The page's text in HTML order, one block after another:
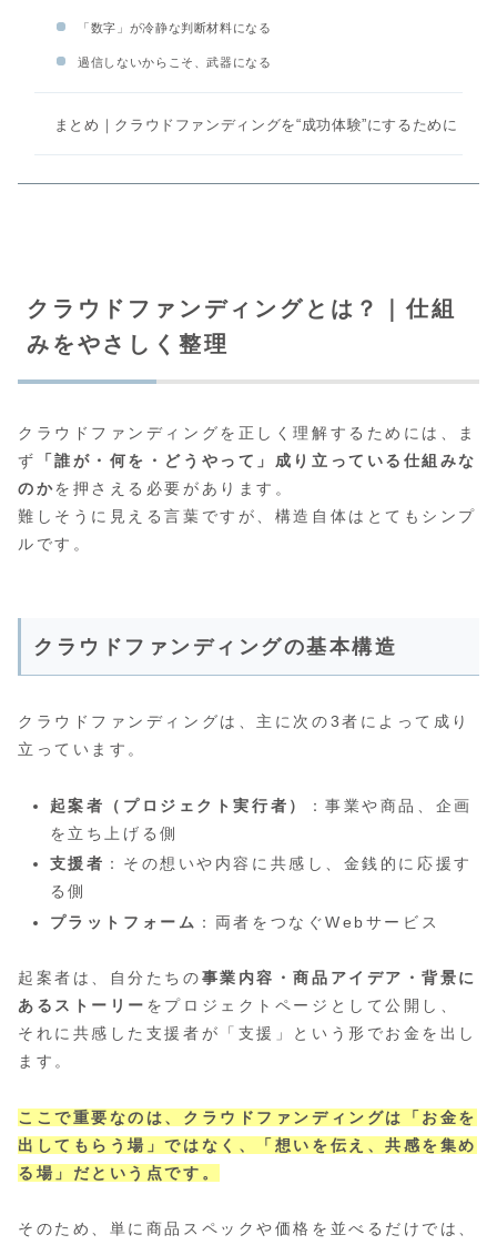
「数字」が冷静な判断材料になる
過信しないからこそ、武器になる
まとめ｜クラウドファンディングを“成功体験”にするために
クラウドファンディングとは？｜仕組
みをやさしく整理
クラウドファンディングを正しく理解するためには、ま
ず
「誰が・何を・どうやって」成り立っている仕組みな
のかを押さえる必要があります。
難しそうに見える言葉ですが、構造自体はとてもシンプ
ルです。
クラウドファンディングの基本構造
クラウドファンディングは、主に次の3者によって成り
立っています。
起案者（プロジェクト実行者）
：事業や商品、企画
を立ち上げる側
支援者 ：その想いや内容に共感し、金銭的に応援す
る側
プラットフォーム ：両者をつなぐWebサービス
起案者は、自分たちの事業内容・商品アイデア・背景に
あるストーリー をプロジェクトページとして公開し、
それに共感した支援者が「支援」という形でお金を出し
ます。
ここで重要なのは、クラウドファンディングは「お金を
出してもらう場」ではなく、「想いを伝え、共感を集め
る場」だという点です。
そのため、単に商品スペックや価格を並べるだけでは、